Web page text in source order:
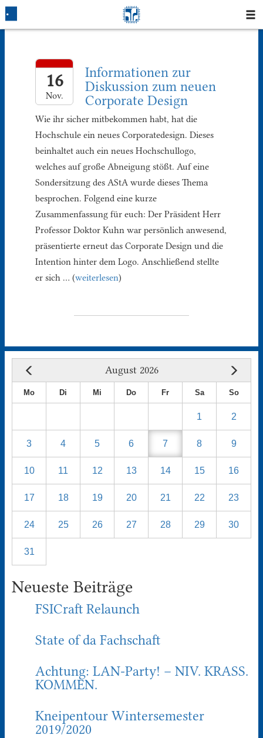
Blog
Fotos
Login
Klausuren
Protokolle
Ausleihe
16
Nov.
Informationen zur
Diskussion zum neuen
Corporate Design
Wie ihr sicher mitbekommen habt, hat die
Hochschule ein neues Corporatedesign. Dieses
beinhaltet auch ein neues Hochschullogo,
welches auf große Abneigung stößt. Auf eine
Sondersitzung des AStA wurde dieses Thema
besprochen. Folgend eine kurze
Zusammenfassung für euch: Der Präsident Herr
Professor Doktor Kuhn war persönlich anwesend,
präsentierte erneut das Corporate Design und die
Intention hinter dem Logo. Anschließend stellte
er sich … (weiterlesen)
August 2026
Mo Di Mi Do Fr Sa So
1 2
3 4 5 6 7 8 9
10 11 12 13 14 15 16
17 18 19 20 21 22 23
24 25 26 27 28 29 30
31
Neueste Beiträge
FSICraft Relaunch
State of da Fachschaft
Achtung: LAN-Party! – NIV. KRASS.
KOMMEN.
Kneipentour Wintersemester
2019/2020